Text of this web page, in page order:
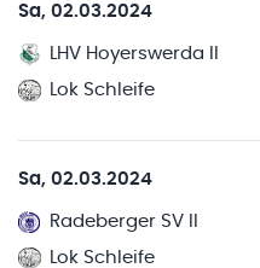
Sa, 02.03.2024
LHV Hoyerswerda II
Lok Schleife
Sa, 02.03.2024
Radeberger SV II
Lok Schleife